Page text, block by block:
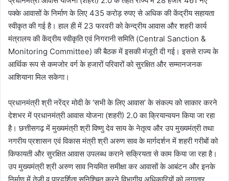
पक्के आवासों के निर्माण के लिए 435 करोड़ रुपए से अधिक की केंद्रीय सहायता
स्वीकृत की गई है। हाल ही में 23 फरवरी को केन्द्रीय आवास और शहरी कार्य
मंत्रालय की केंद्रीय स्वीकृति एवं निगरानी समिति (Central Sanction &
Monitoring Committee) की बैठक में इसकी मंजूरी दी गई। इससे राज्य के
आर्थिक रूप से कमजोर वर्ग के हजारों परिवारों को सुरक्षित और सम्मानजनक
आशियाना मिल सकेगा।
प्रधानमंत्री श्री नरेंद्र मोदी के ‘सभी के लिए आवास’ के संकल्प को साकार करने
देशभर में प्रधानमंत्री आवास योजना (शहरी) 2.0 का क्रियान्वयन किया जा रहा
है। छत्तीसगढ़ में मुख्यमंत्री श्री विष्णु देव साय के नेतृत्व और उप मुख्यमंत्री तथा
नगरीय प्रशासन एवं विकास मंत्री श्री अरुण साव के मार्गदर्शन में शहरी गरीबों को
किफायती और सुरक्षित आवास उपलब्ध कराने सक्रियता से काम किया जा रहा है।
उप मुख्यमंत्री श्री अरुण साव नियमित समीक्षा कर आवासों के आबंटन और इनके